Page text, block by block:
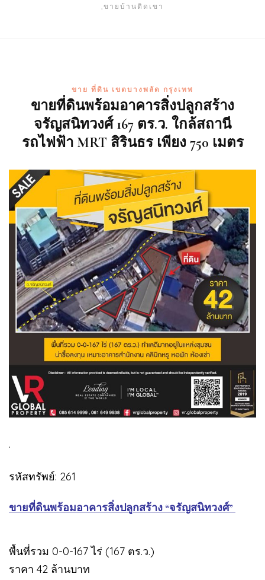
,ขายบ้านติดเขา
ขาย ที่ดิน เขตบางพลัด กรุงเทพ
ขายที่ดินพร้อมอาคารสิ่งปลูกสร้าง
จรัญสนิทวงศ์ 167 ตร.ว. ใกล้สถานี
รถไฟฟ้า MRT สิรินธร เพียง 750 เมตร
.
รหัสทรัพย์: 261
ขายที่ดินพร้อมอาคารสิ่งปลูกสร้าง “จรัญสนิทวงศ์”
พื้นที่รวม 0-0-167 ไร่ (167 ตร.ว.)
ราคา 42 ล้านบาท